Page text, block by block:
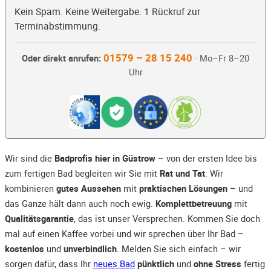
Kein Spam. Keine Weitergabe. 1 Rückruf zur
Terminabstimmung.
Oder direkt anrufen: 01579 – 28 15 240 · Mo–Fr 8–20
Uhr
Wir sind die Badprofis hier in Güstrow – von der ersten Idee bis
zum fertigen Bad begleiten wir Sie mit Rat und Tat. Wir
kombinieren gutes Aussehen mit praktischen Lösungen – und
das Ganze hält dann auch noch ewig. Komplettbetreuung mit
Qualitätsgarantie, das ist unser Versprechen. Kommen Sie doch
mal auf einen Kaffee vorbei und wir sprechen über Ihr Bad –
kostenlos und unverbindlich. Melden Sie sich einfach – wir
sorgen dafür, dass Ihr neues Bad pünktlich und ohne Stress fertig